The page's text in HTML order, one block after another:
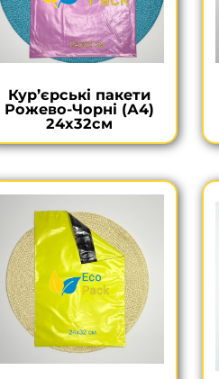
Кур’єрські пакети
Рожево-Чорні (А4)
24х32см